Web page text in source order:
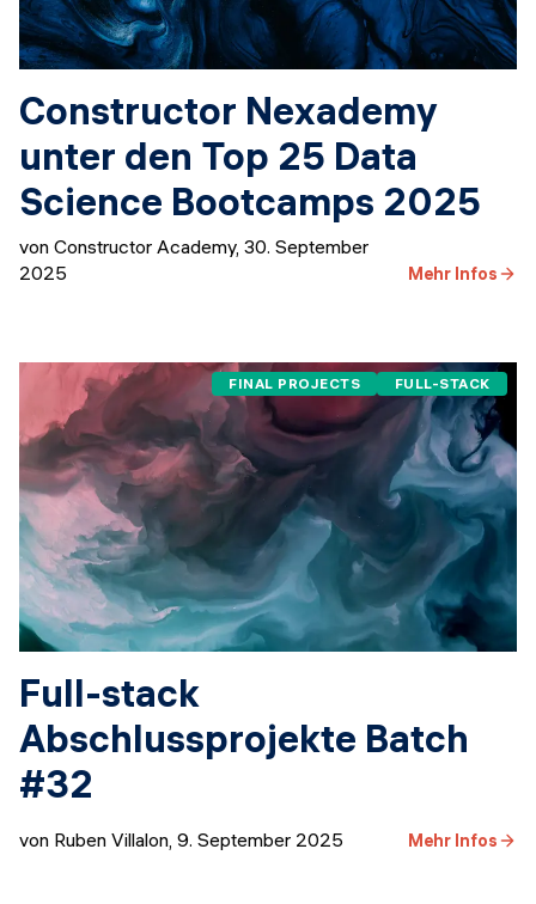
Constructor Nexademy
unter den Top 25 Data
Science Bootcamps 2025
von Constructor Academy, 30. September
2025
Mehr Infos
FINAL PROJECTS FULL-STACK
Full-stack
Abschlussprojekte Batch
#32
von Ruben Villalon 9. September 2025 Mehr Infos